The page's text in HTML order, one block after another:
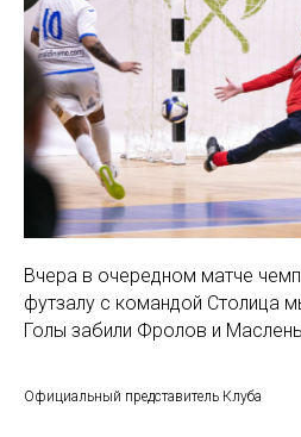
Вчера в очередном матче
футзалу с командой Столица
Голы забили Фролов и
Официальный представитель Клуба